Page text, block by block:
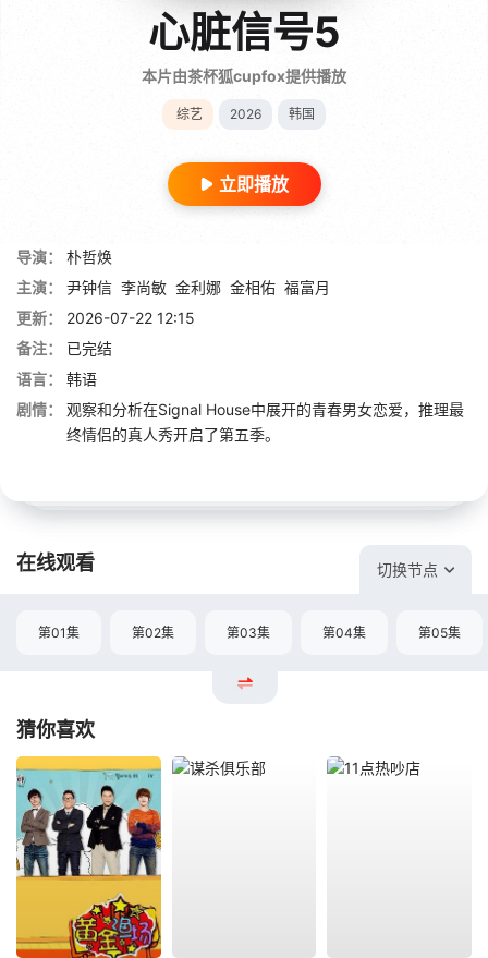
心脏信号5
本片由茶杯狐cupfox提供播放
综艺 2026 韩国
立即播放
导演：
朴哲焕
主演：
尹钟信 李尚敏 金利娜 金相佑 福富月
更新：
2026-07-22 12:15
备注：
已完结
语言：
韩语
剧情：
观察和分析在Signal House中展开的青春男女恋爱，推理最
终情侣的真人秀开启了第五季。
在线观看 切换节点
第01集 第02集 第03集 第04集 第05集
猜你喜欢